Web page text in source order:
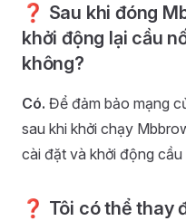
❓ Sau khi đóng
khởi động lại cầu
không?
Có. Để đảm bảo mạng
sau khi khởi chạy
cài đặt và khởi động
❓ Tôi có thể thay